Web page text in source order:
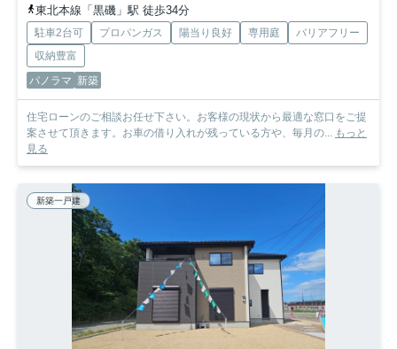
東北本線「黒磯」駅 徒歩34分
駐車2台可 プロパンガス 陽当り良好 専用庭
バリアフリー
収納豊富
パノラマ 新築
住宅ローンのご相談お任せ下さい。お客様の現状から最適な窓口をご提
案させて頂きます。お車の借り入れが残っている方や、毎月の... もっと
見る
新築一戸建